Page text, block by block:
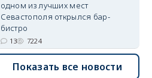
одном из лучших мест
Севастополя открылся бар-
бистро
13 7224
Показать все новости